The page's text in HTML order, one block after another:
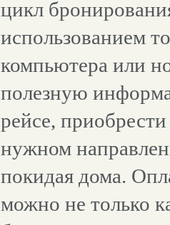
цикл
использованием
компьютера или
полезную
рейсе,
нужном
покидая дома.
можно не только